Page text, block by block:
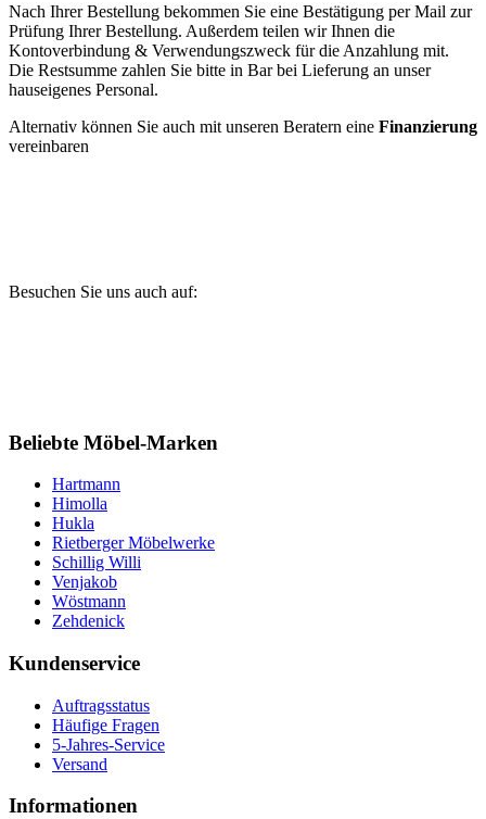
Nach Ihrer Bestellung bekommen Sie eine Bestätigung per Mail zur
Prüfung Ihrer Bestellung. Außerdem teilen wir Ihnen die
Kontoverbindung & Verwendungszweck für die Anzahlung mit.
Die Restsumme zahlen Sie bitte in Bar bei Lieferung an unser
hauseigenes Personal.
Alternativ können Sie auch mit unseren Beratern eine Finanzierung
vereinbaren
Besuchen Sie uns auch auf:
Beliebte Möbel-Marken
Hartmann
Himolla
Hukla
Rietberger Möbelwerke
Schillig Willi
Venjakob
Wöstmann
Zehdenick
Kundenservice
Auftragsstatus
Häufige Fragen
5-Jahres-Service
Versand
Informationen